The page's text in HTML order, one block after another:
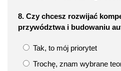
8. Czy chcesz rozwijać
przywództwa i budowaniu
Tak, to mój priorytet
Trochę, znam wybrane